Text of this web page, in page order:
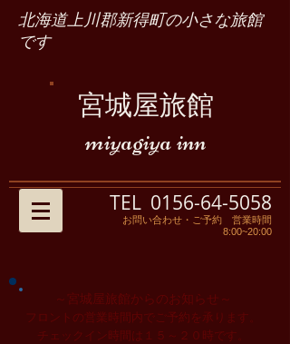
北海道上川郡新得町の小さな旅館
です
宮城屋旅館
miyagiya inn
TEL 0156-64-5058
お問い合わせ・ご予約 営業時間
8:00~20:00
～宮城屋旅館からのお知らせ～
フロントの営業時間内でご予約を承ります。
チェックイン時間は１５～２０時です。